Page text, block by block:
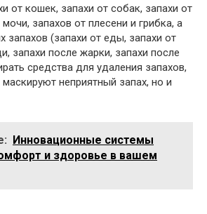
от кошек, запахи от собак, запахи от
запахов от плесени и грибка, а
запахов (запахи от еды, запахи от
запахи после жарки, запахи после
средства для удаления запахов,
неприятный запах, но и
Инновационные системы
и здоровье в вашем